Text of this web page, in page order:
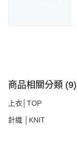
商品相關分類 (9)
上衣│TOP
針織 │KNIT